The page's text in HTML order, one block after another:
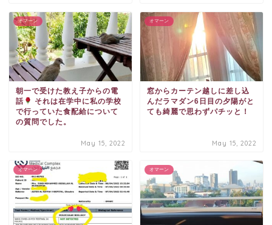
オマーン
朝一で受けた教え子からの電
話
それは在学中に私の学校
で行っていた食配給について
の質問でした。
May 15, 2022
オマーン
窓からカーテン越しに差し込
んだラマダン6日目の夕陽がと
ても綺麗で思わずパチッと！
May 15, 2022
オマーン オマーン